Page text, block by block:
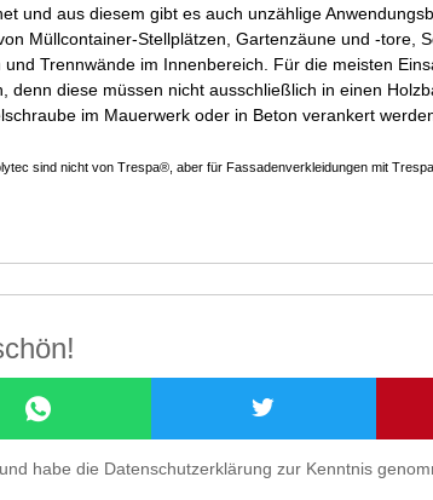
und aus diesem gibt es auch unzählige
Müllcontainer-Stellplätzen, Gartenzäune und -tore,
Trennwände im Innenbereich. Für die meisten
denn diese müssen nicht ausschließlich in einen
im Mauerwerk oder in Beton verankert
sind nicht von Trespa®, aber für Fassadenverkleidungen mit
habe die Datenschutzerklärung zur Kenntnis